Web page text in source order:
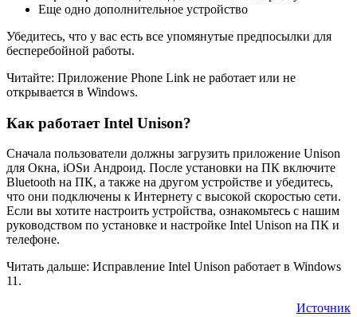
Еще одно дополнительное устройство
Убедитесь, что у вас есть все упомянутые предпосылки для
бесперебойной работы.
Читайте: Приложение Phone Link не работает или не
открывается в Windows.
Как работает Intel Unison?
Сначала пользователи должны загрузить приложение Unison
для Окна, iOSи Андроид. После установки на ПК включите
Bluetooth на ПК, а также на другом устройстве и убедитесь,
что они подключены к Интернету с высокой скоростью сети.
Если вы хотите настроить устройства, ознакомьтесь с нашим
руководством по установке и настройке Intel Unison на ПК и
телефоне.
Читать дальше: Исправление Intel Unison работает в Windows
11.
Источник